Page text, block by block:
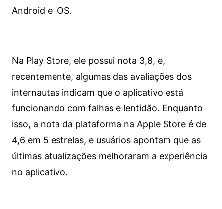
Android e iOS.
Na Play Store, ele possui nota 3,8, e,
recentemente, algumas das avaliações dos
internautas indicam que o aplicativo está
funcionando com falhas e lentidão. Enquanto
isso, a nota da plataforma na Apple Store é de
4,6 em 5 estrelas, e usuários apontam que as
últimas atualizações melhoraram a experiência
no aplicativo.